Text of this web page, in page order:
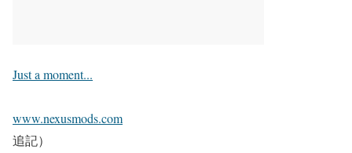
Just a moment...
www.nexusmods.com
追記）